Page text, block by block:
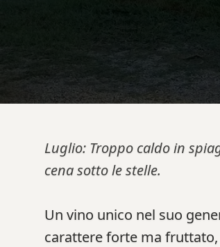
Luglio: Troppo caldo in
cena sotto le stelle.
Un vino unico nel suo
carattere forte ma